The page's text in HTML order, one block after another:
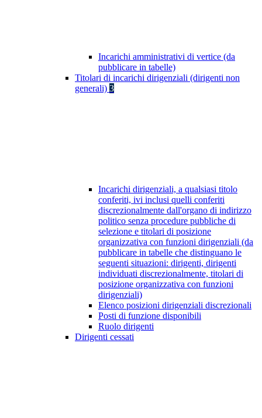
Incarichi amministrativi di vertice (da
pubblicare in tabelle)
Titolari di incarichi dirigenziali (dirigenti non
generali) 3
Incarichi dirigenziali, a qualsiasi titolo
conferiti, ivi inclusi quelli conferiti
discrezionalmente dall'organo di indirizzo
politico senza procedure pubbliche di
selezione e titolari di posizione
organizzativa con funzioni dirigenziali (da
pubblicare in tabelle che distinguano le
seguenti situazioni: dirigenti, dirigenti
individuati discrezionalmente, titolari di
posizione organizzativa con funzioni
dirigenziali)
Elenco posizioni dirigenziali discrezionali
Posti di funzione disponibili
Ruolo dirigenti
Dirigenti cessati